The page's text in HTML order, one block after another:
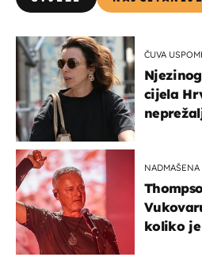
ČUVA
cijela
koliko